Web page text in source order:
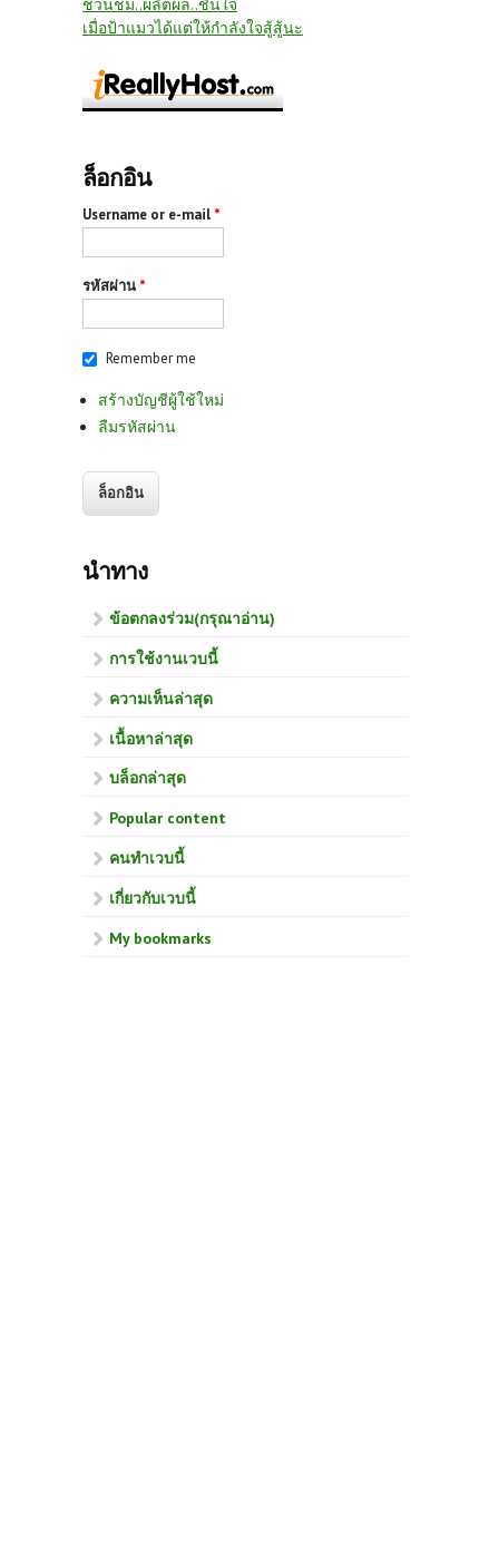
ชวนชม..ผลิตผล..ชื่นใจ
เมื่อป้าแมวได้แต่ให้กำลังใจสู้สู้นะ
ล็อกอิน
Username or e-mail *
รหัสผ่าน *
Remember me
สร้างบัญชีผู้ใช้ใหม่
ลืมรหัสผ่าน
นำทาง
ข้อตกลงร่วม(กรุณาอ่าน)
การใช้งานเวบนี้
ความเห็นล่าสุด
เนื้อหาล่าสุด
บล็อกล่าสุด
Popular content
คนทำเวบนี้
เกี่ยวกับเวบนี้
My bookmarks